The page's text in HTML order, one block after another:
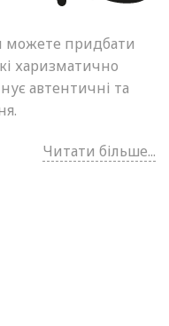
можете придбати
харизматично
автентичні та
Читати більше...